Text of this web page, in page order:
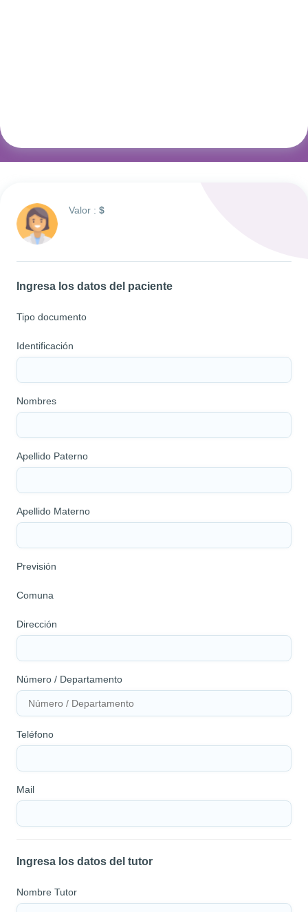
Valor : $
Ingresa los datos del paciente
Tipo documento
Identificación
Nombres
Apellido Paterno
Apellido Materno
Previsión
Comuna
Dirección
Número / Departamento
Teléfono
Mail
Ingresa los datos del tutor
Nombre Tutor